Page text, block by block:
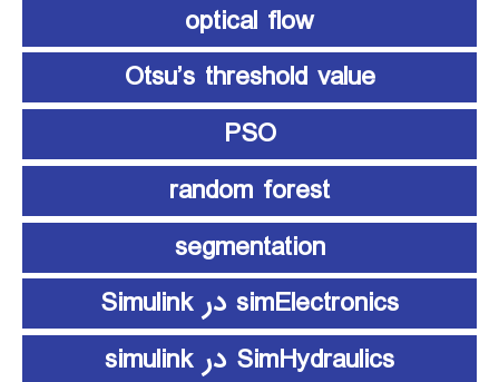
optical flow
Otsu’s threshold value
PSO
random forest
segmentation
simElectronics در Simulink
SimHydraulics در simulink